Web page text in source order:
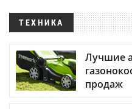
ТЕХНИКА
Лучшие
продаж